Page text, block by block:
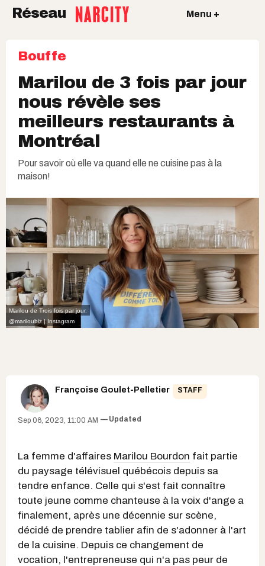
Réseau Menu +
Bouffe
Marilou de 3 fois par jour
nous révèle ses
meilleurs restaurants à
Montréal
Pour savoir où elle va quand elle ne cuisine pas à la
maison!
Marilou de Trois fois par jour.
@mariloubiz | Instagram
Françoise Goulet-Pelletier STAFF
Sep 06, 2023, 11:00 AM Updated
La femme d'affaires Marilou Bourdon fait partie
du paysage télévisuel québécois depuis sa
tendre enfance. Celle qui s'est fait connaître
toute jeune comme chanteuse à la voix d'ange a
finalement, après une décennie sur scène,
décidé de prendre tablier afin de s'adonner à l'art
de la cuisine. Depuis ce changement de
vocation, l'entrepreneuse qui n'a pas peur de